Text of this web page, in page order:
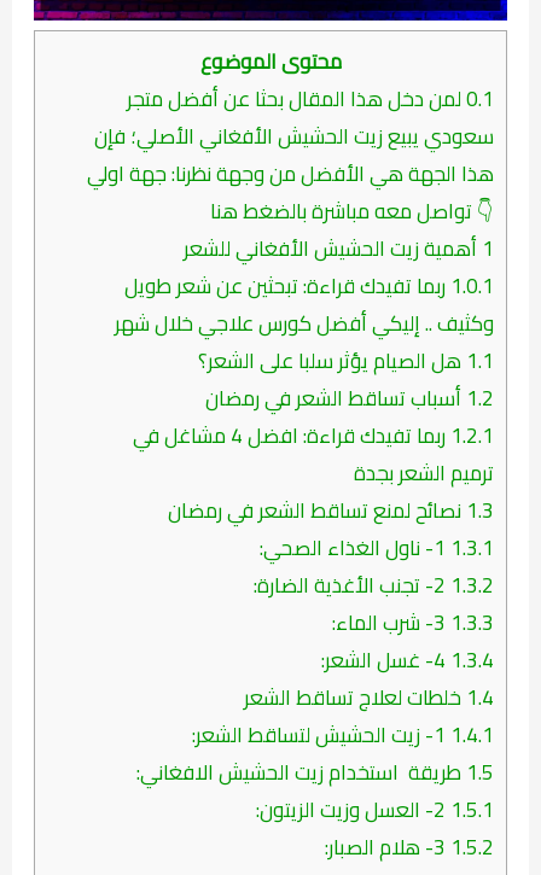
محتوى الموضوع
0.1لمن دخل هذا المقال بحثا عن أفضل متجر
سعودي يبيع زيت الحشيش الأفغاني الأصلي؛ فإن
هذا الجهة هي الأفضل من وجهة نظرنا: جهة اولي
👇 تواصل معه مباشرة بالضغط هنا
1أهمية زيت الحشيش الأفغاني للشعر
1.0.1 ربما تفيدك قراءة: تبحثين عن شعر طويل
وكثيف .. إليكي أفضل كورس علاجي خلال شهر
1.1 هل الصيام يؤثر سلبا على الشعر؟
1.2أسباب تساقط الشعر في رمضان
1.2.1
ربما تفيدك قراءة: افضل 4 مشاغل في
ترميم الشعر بجدة
1.3 نصائح لمنع تساقط الشعر في رمضان
1.3.1
1.3.2
1.3.3
1.3.4
1.4 خلطات لعلاج تساقط الشعر
1.4.1
1.5 طريقة استخدام زيت الحشيش الافغاني:
1.5.1
1.5.2